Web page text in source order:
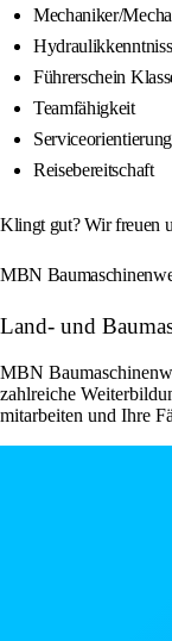
Mechaniker/
Führerschein
Teamfähigkeit
Serviceorientierung
Reisebereitschaft
Klingt gut? Wir freuen
MBN
Land- und
MBN
zahlreiche
mitarbeiten und Ihre